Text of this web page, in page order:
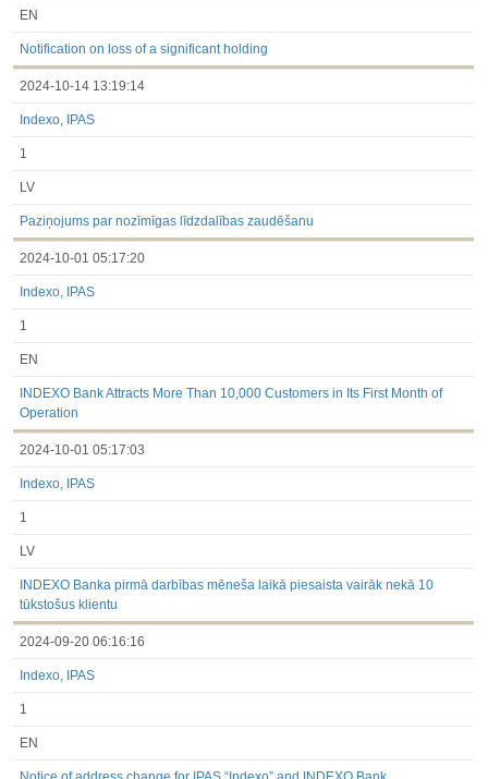
EN
Notification on loss of a significant holding
2024-10-14 13:19:14
Indexo, IPAS
1
LV
Paziņojums par nozīmīgas līdzdalības zaudēšanu
2024-10-01 05:17:20
Indexo, IPAS
1
EN
INDEXO Bank Attracts More Than 10,000 Customers in Its First Month of
Operation
2024-10-01 05:17:03
Indexo, IPAS
1
LV
INDEXO Banka pirmā darbības mēneša laikā piesaista vairāk nekā 10
tūkstošus klientu
2024-09-20 06:16:16
Indexo, IPAS
1
EN